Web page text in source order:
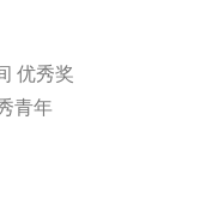
优秀奖
青年